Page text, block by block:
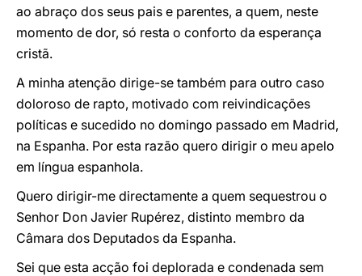
ao abraço dos seus pais e parentes, a quem, neste
momento de dor, só resta o conforto da esperança
cristã.
A minha atenção dirige-se também para outro caso
doloroso de rapto, motivado com reivindicações
políticas e sucedido no domingo passado em Madrid,
na Espanha. Por esta razão quero dirigir o meu apelo
em língua espanhola.
Quero dirigir-me directamente a quem sequestrou o
Senhor Don Javier Rupérez, distinto membro da
Câmara dos Deputados da Espanha.
Sei que esta acção foi deplorada e condenada sem